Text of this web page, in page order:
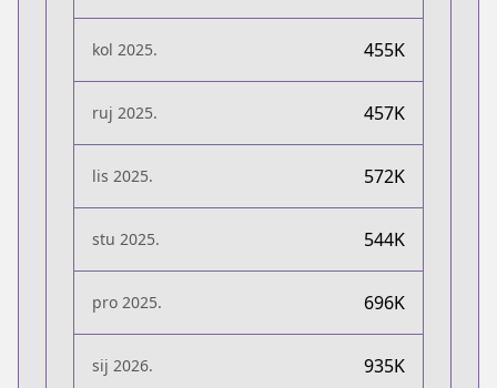
kol 2025. 455K
ruj 2025. 457K
lis 2025. 572K
stu 2025. 544K
pro 2025. 696K
sij 2026. 935K